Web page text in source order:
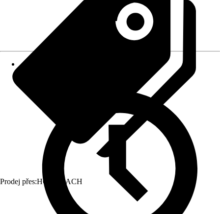
Prodej přes:HORNBACH